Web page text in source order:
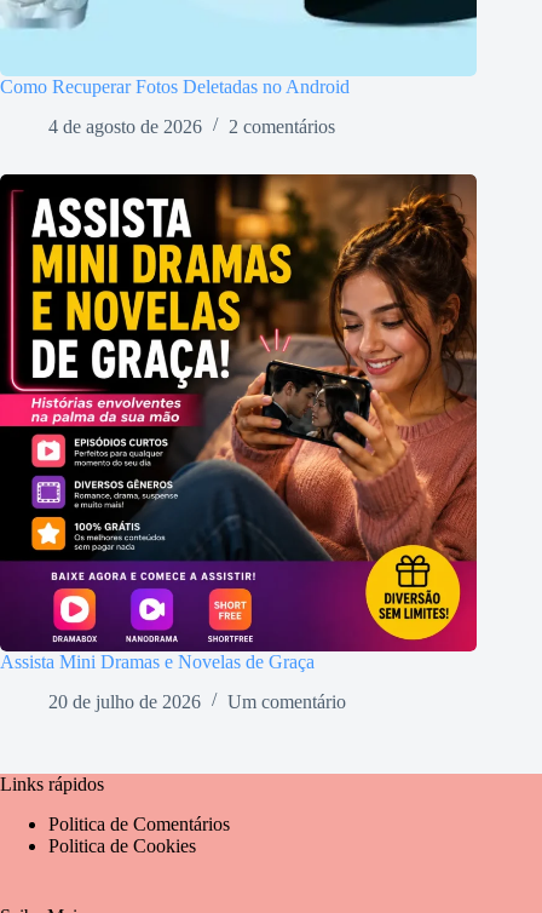
Como Recuperar Fotos Deletadas no Android
4 de agosto de 2026
2 comentários
Assista Mini Dramas e Novelas de Graça
20 de julho de 2026
Um comentário
Links rápidos
Politica de Comentários
Politica de Cookies